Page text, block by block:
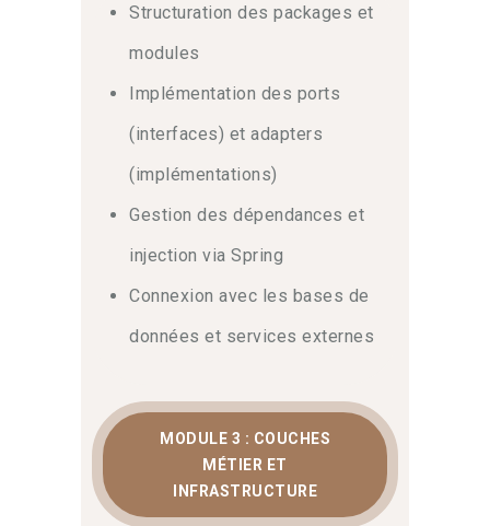
l’ensemble de nos parcours. De plus,
n’hésitez pas à
d’accompagnement.
Mise en œuvre du pattern
Ports & Adapters avec
Spring
apprentissage pas à pas sur la
structuration des packages et l’injection
et les services externes devient alors
un levier majeur de maintenabilité. Par
ailleurs, vous pouvez approfondir vos
connaissances théoriques en consultant
la page sur laClean Architecture sur
Structuration des packages et
modules
Implémentation des ports
(interfaces) et adapters
(implémentations)
Gestion des dépendances et
injection via Spring
Connexion avec les bases de
données et services externes
MODULE 3 : COUCHES
MÉTIER ET
INFRASTRUCTURE